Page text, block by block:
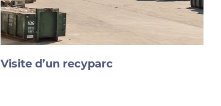
Visite d’un recyparc